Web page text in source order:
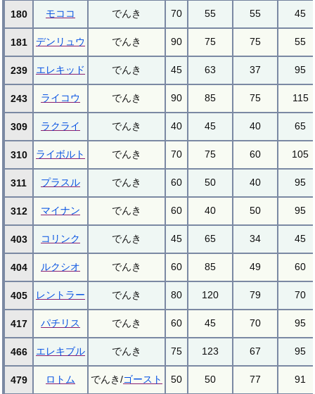
180 モココ でんき 70 55 55 45
181 デンリュウ でんき 90 75 75 55
239 エレキッド でんき 45 63 37 95
243 ライコウ でんき 90 85 75 115
309 ラクライ でんき 40 45 40 65
310 ライボルト でんき 70 75 60 105
311 プラスル でんき 60 50 40 95
312 マイナン でんき 60 40 50 95
403 コリンク でんき 45 65 34 45
404 ルクシオ でんき 60 85 49 60
405 レントラー でんき 80 120 79 70
417 パチリス でんき 60 45 70 95
466 エレキブル でんき 75 123 67 95
479 ロトム でんき/ゴースト 50 50 77 91